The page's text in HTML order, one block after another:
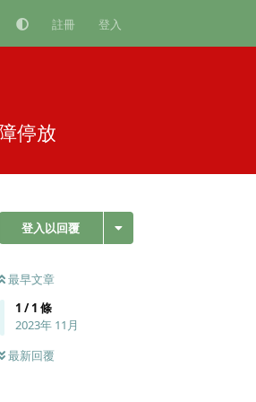
註冊 登入
停放
登入以回覆
最早文章
1 /1 條
2023年 11月
最新回覆